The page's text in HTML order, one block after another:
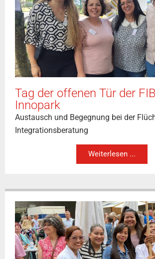
Tag der offenen Tür der
Innopark
Austausch und Begegnung bei der
Integrationsberatung
Weiterlesen ...